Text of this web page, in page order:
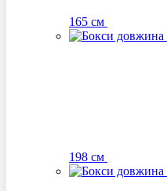
165 см
198 см